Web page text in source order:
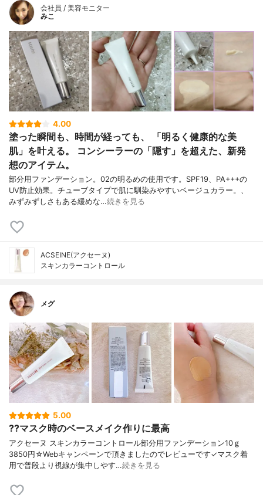
会社員 / 美容モニター
みこ
4.00
塗った瞬間も、時間が経っても、 「明るく健康的な美
肌」を叶える。 コンシーラーの「隠す」を超えた、新発
想のアイテム。
部分用ファンデーション。02の明るめの使用です。SPF19、PA+++の
UV防止効果。チューブタイプで肌に馴染みやすいベージュカラー。、
みずみずしさもある緩めな…続きを見る
ACSEINE(アクセーヌ)
スキンカラーコントロール
メグ
5.00
??マスク時のベースメイク作りに最高
アクセーヌ スキンカラーコントロール部分用ファンデーション10ｇ
3850円☆Webキャンペーンで頂きましたのでレビューです✓マスク着
用で普段より視線が集中しやす…続きを見る